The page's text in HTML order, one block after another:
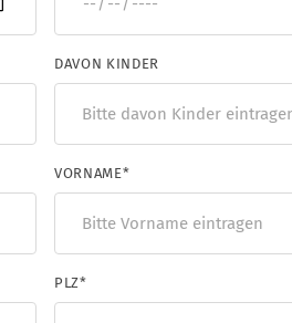
DAVON KINDER
VORNAME*
PLZ*